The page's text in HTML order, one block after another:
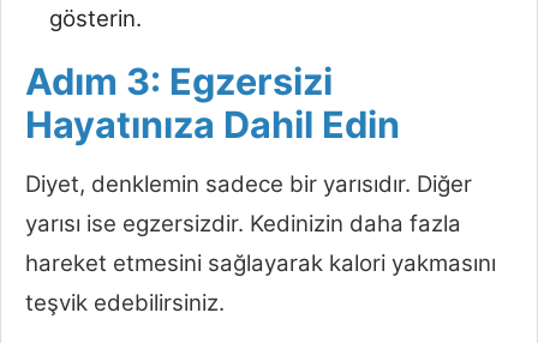
gösterin.
Adım 3: Egzersizi
Hayatınıza Dahil Edin
Diyet, denklemin sadece bir yarısıdır. Diğer
yarısı ise egzersizdir. Kedinizin daha fazla
hareket etmesini sağlayarak kalori yakmasını
teşvik edebilirsiniz.